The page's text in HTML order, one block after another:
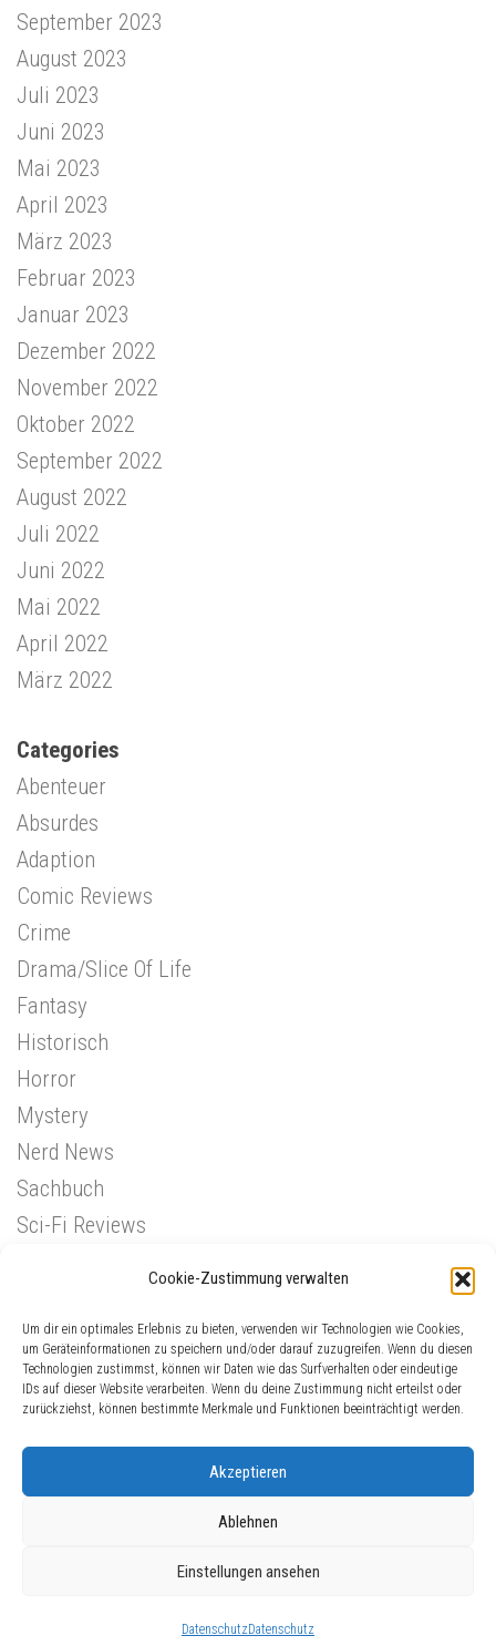
Cookie-Zustimmung verwalten
Um dir ein optimales Erlebnis zu bieten, verwenden wir Technologien wie Cookies,
um Geräteinformationen zu speichern und/oder darauf zuzugreifen. Wenn du diesen
Technologien zustimmst, können wir Daten wie das Surfverhalten oder eindeutige
IDs auf dieser Website verarbeiten. Wenn du deine Zustimmung nicht erteilst oder
zurückziehst, können bestimmte Merkmale und Funktionen beeinträchtigt werden.
Akzeptieren
Ablehnen
Einstellungen ansehen
DatenschutzDatenschutz
September 2023
August 2023
Juli 2023
Juni 2023
Mai 2023
April 2023
März 2023
Februar 2023
Januar 2023
Dezember 2022
November 2022
Oktober 2022
September 2022
August 2022
Juli 2022
Juni 2022
Mai 2022
April 2022
März 2022
Categories
Abenteuer
Absurdes
Adaption
Comic Reviews
Crime
Drama/Slice Of Life
Fantasy
Historisch
Horror
Mystery
Nerd News
Sachbuch
Sci-Fi Reviews